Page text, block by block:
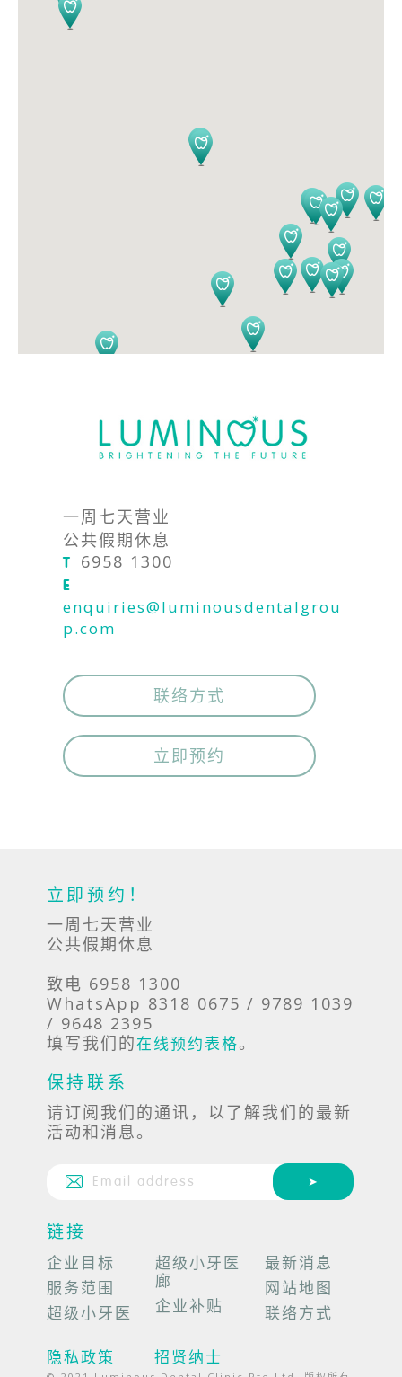
一周七天营业
公共假期休息
T 6958 1300
E
enquiries@luminousdentalgrou
p.com
联络方式
立即预约
立即预约！
一周七天营业
公共假期休息
致电 6958 1300
WhatsApp 8318 0675 / 9789 1039
/ 9648 2395
填写我们的在线预约表格。
保持联系
请订阅我们的通讯，以了解我们的最新
活动和消息。
链接
企业目标
服务范围
超级小牙医
超级小牙医
廊
企业补贴
最新消息
网站地图
联络方式
隐私政策 招贤纳士